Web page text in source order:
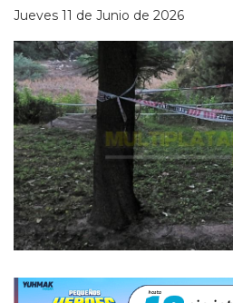
Jueves 11 de Junio de 2026